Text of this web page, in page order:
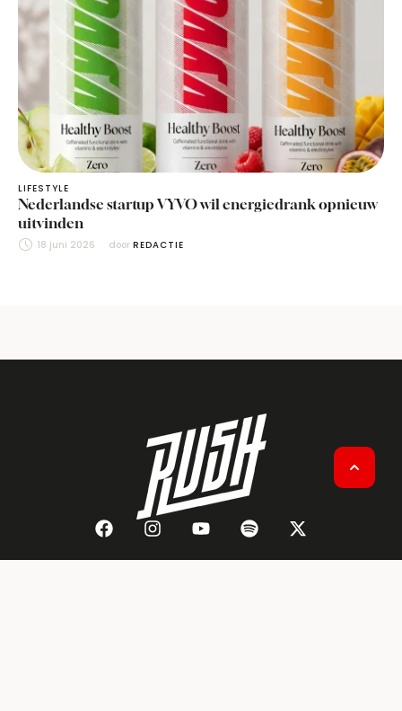
LIFESTYLE
Nederlandse startup VYVO wil energiedrank opnieuw
uitvinden
18 juni 2026 door REDACTIE